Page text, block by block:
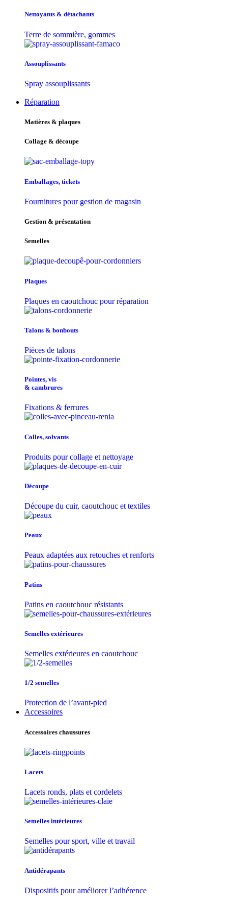
Nettoyants & détachants
Terre de sommière, gommes
Assouplissants
Spray assouplissants
Réparation
Matières & plaques
Collage & découpe
Emballages, tickets
Fournitures pour gestion de magasin
Gestion & présentation
Semelles
Plaques
Plaques en caoutchouc pour réparation
Talons & bonbouts
Pièces de talons
Pointes, vis
& cambrures
Fixations & ferrures
Colles, solvants
Produits pour collage et nettoyage
Découpe
Découpe du cuir, caoutchouc et textiles
Peaux
Peaux adaptées aux retouches et renforts
Patins
Patins en caoutchouc résistants
Semelles extérieures
Semelles extérieures en caoutchouc
1/2 semelles
Protection de l’avant-pied
Accessoires
Accessoires chaussures
Lacets
Lacets ronds, plats et cordelets
Semelles intérieures
Semelles pour sport, ville et travail
Antidérapants
Dispositifs pour améliorer l’adhérence